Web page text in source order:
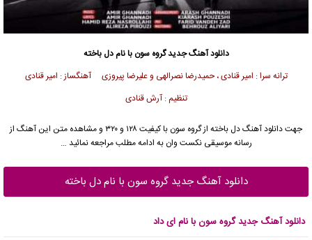
دانلود آهنگ جدیدگروه سون با نام دل باخته
ترانه سرا : امیر قنادی ، حمیدرضا نصرالهی و علیرضا پیروزی آهنگساز : امیر قنادی
تنظیم : آرش قنادی
جهت دانلود آهنگ دل باخته ازگروه سون
با کیفیت ۱۲۸ و ۳۲۰ و مشاهده متن این آهنگ از
رسانه موسیقی نکست وان به ادامه مطلب مراجعه نمائید …
دانلود آهنگ جدید گروه سون با نام دل باخته
دانلود آهنگ جدید گروه سون با نام ای داد